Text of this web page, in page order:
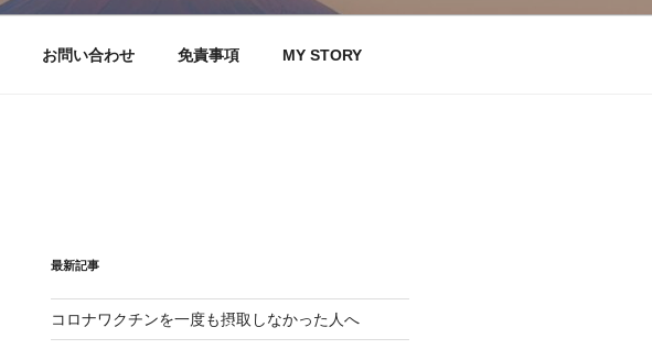
お問い合わせ 免責事項 MY STORY
最新記事
コロナワクチンを一度も摂取しなかった人へ